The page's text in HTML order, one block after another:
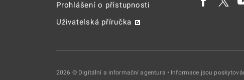
Prohlášení o přístupnosti
Uživatelská příručka
2026 © Digitální a informační agentura • Informace jsou